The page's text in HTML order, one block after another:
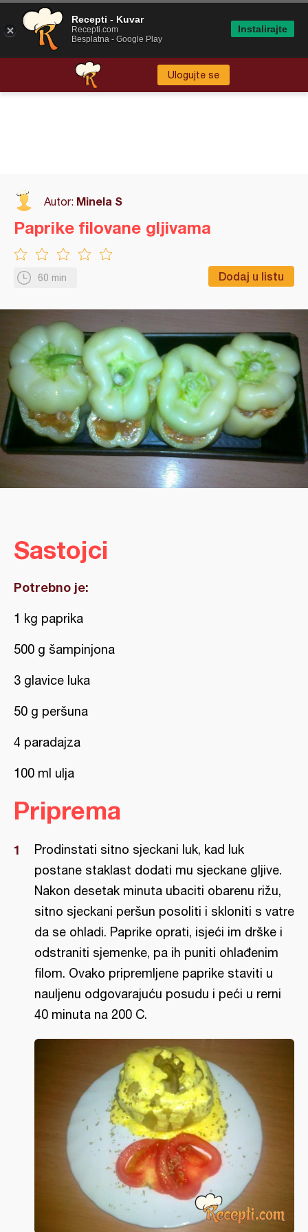
Ulogujte se
Autor: Minela S
60 min Dodaj u listu
Paprike filovane gljivama
Sastojci
Potrebno je:
1 kg paprika
500 g šampinjona
3 glavice luka
50 g peršuna
4 paradajza
100 ml ulja
Priprema
Prodinstati sitno sjeckani luk, kad luk
postane staklast dodati mu sjeckane gljive.
Nakon desetak minuta ubaciti obarenu rižu,
sitno sjeckani peršun posoliti i skloniti s vatre
da se ohladi. Paprike oprati, isjeći im drške i
odstraniti sjemenke, pa ih puniti ohlađenim
filom. Ovako pripremljene paprike staviti u
nauljenu odgovarajuću posudu i peći u rerni
40 minuta na 200 C.
Recepti - Kuvar
Recepti.com
Besplatna - Google Play
Instalirajte